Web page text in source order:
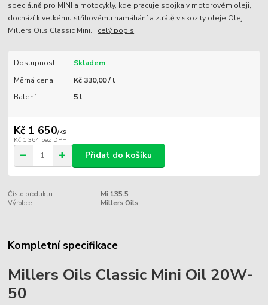
speciálně pro MINI a motocykly, kde pracuje spojka v motorovém oleji,
dochází k velkému střihovému namáhání a ztrátě viskozity oleje.Olej
Millers Oils Classic Mini... celý popis
Dostupnost
Skladem
Měrná cena
Kč 330,00 / l
Balení
5 l
Kč 1 650/ks
Kč 1 364 bez DPH
Přidat do košíku
Číslo produktu:
Mi 135.5
Výrobce:
Millers Oils
Kompletní specifikace
Millers Oils Classic Mini Oil 20W-
50